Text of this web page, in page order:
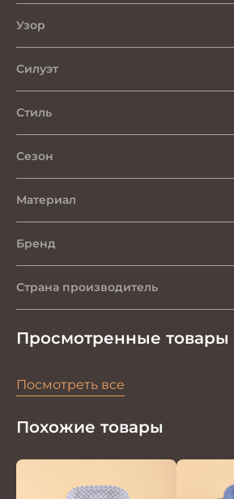
Узор
Силуэт
Стиль
Сезон
Материал
Бренд
Страна производитель
Просмотренные товары
Посмотреть все
Похожие товары